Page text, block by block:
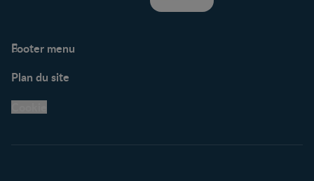
Footer menu
Centre de soutien
Avis légaux
Protection des
Plan du site